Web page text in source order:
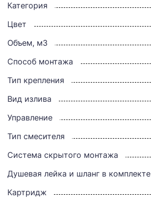
Категория
Цвет
Объем, м3
Способ монтажа
Тип крепления
Вид излива
Управление
Тип смесителя
Система скрытого монтажа
Душевая лейка и шланг в комплекте
Картридж